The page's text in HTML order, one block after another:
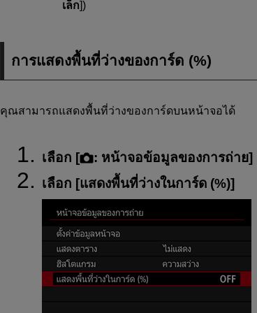
เล็ก])
การแสดงพื้นที่ว่างของการ์ด (%)
คุณสามารถแสดงพื้นที่ว่างของการ์ดบนหน้าจอได้
เลือก [ : หน้าจอข้อมูลของการถ่าย]
เลือก [แสดงพื้นที่ว่างในการ์ด (%)]